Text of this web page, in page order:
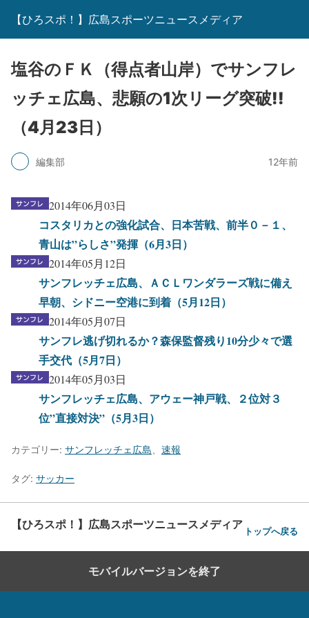
【ひろスポ！】広島スポーツニュースメディア
塩谷のＦＫ（得点者山岸）でサンフレ
ッチェ広島、悲願の1次リーグ突破!!
（4月23日）
編集部 12年前
2014年06月03日
コスタリカとの強化試合、日本苦戦、前半０－１、
青山は”らしさ”発揮（6月3日）
2014年05月12日
サンフレッチェ広島、ＡＣＬワンダラーズ戦に備え
早朝、シドニー空港に到着（5月12日）
2014年05月07日
サンフレ逃げ切れるか？森保監督残り10分少々で選
手交代（5月7日）
2014年05月03日
サンフレッチェ広島、アウェー神戸戦、２位対３
位”直接対決”（5月3日）
カテゴリー: サンフレッチェ広島 速報
タグ: サッカー
【ひろスポ！】広島スポーツニュースメディア トップへ戻る
モバイルバージョンを終了